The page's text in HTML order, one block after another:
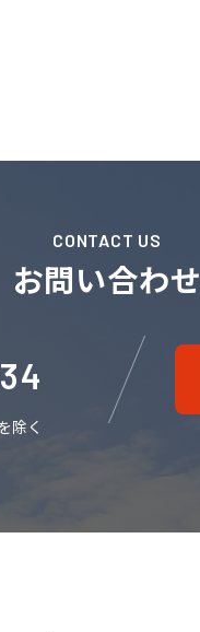
CONTACT US
お問い合わせ
除く